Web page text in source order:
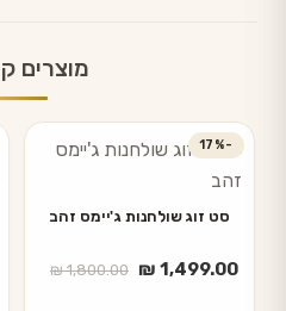
מוצרים
-17%
סט זוג שולחנות ג'יימס זהב
₪1,800.00
המחיר₪ 1,499.00
המחיר